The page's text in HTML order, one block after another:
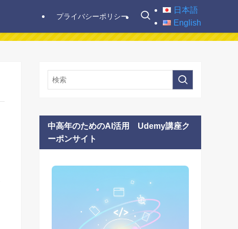
プライバシーポリシー
日本語
English
中高年のためのAI活用 Udemy講座ク
ーポンサイト